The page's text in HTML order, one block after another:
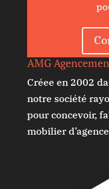
AMG
Créee en 2002
notre société
pour concevoir,
mobilier